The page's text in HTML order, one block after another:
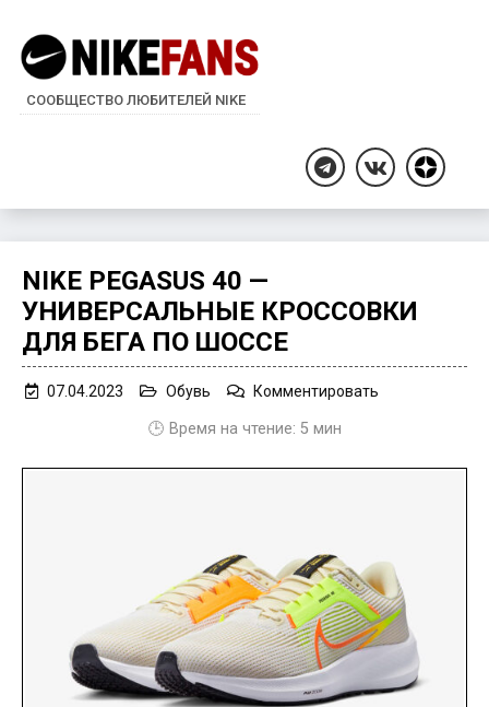
СООБЩЕСТВО ЛЮБИТЕЛЕЙ NIKE
TelegramВКонтакте
Дзен
NIKE PEGASUS 40 —
УНИВЕРСАЛЬНЫЕ КРОССОВКИ
ДЛЯ БЕГА ПО ШОССЕ
07.04.2023 Обувь Комментировать
бега
по
шоссе
🕒 Время на чтение: 5 мин